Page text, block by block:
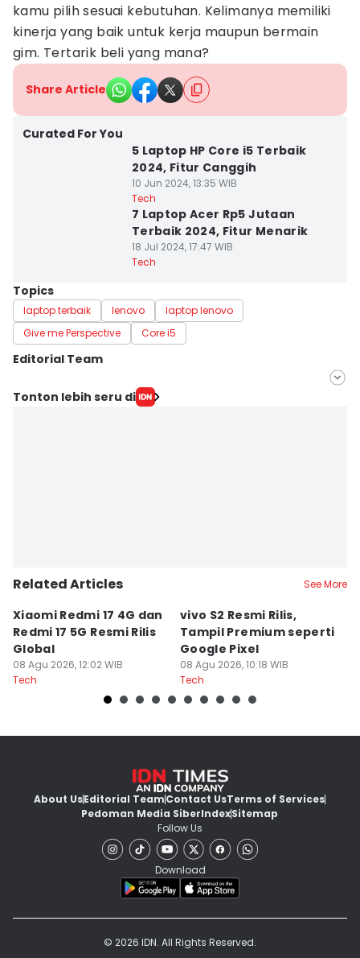
kamu pilih sesuai kebutuhan. Kelimanya memiliki
kinerja yang baik untuk kerja maupun bermain
gim. Tertarik beli yang mana?
Share Article
Curated For You
5 Laptop HP Core i5 Terbaik
2024, Fitur Canggih
10 Jun 2024, 13:35 WIB
Tech
7 Laptop Acer Rp5 Jutaan
Terbaik 2024, Fitur Menarik
18 Jul 2024, 17:47 WIB
Tech
Topics
laptop terbaik lenovo
laptop lenovo
Give me Perspective
Core i5
Editorial Team
Editor
Tonton lebih seru di
Related Articles See More
Xiaomi Redmi 17 4G dan
Redmi 17 5G Resmi Rilis
Global
08 Agu 2026, 12:02 WIB
Tech
vivo S2 Resmi Rilis,
Tampil Premium seperti
Google Pixel
08 Agu 2026, 10:18 WIB
Tech
About UsEditorial TeamContact UsTerms of Services
Pedoman Media SiberIndexSitemap
Follow Us
Download
© 2026 IDN. All Rights Reserved.